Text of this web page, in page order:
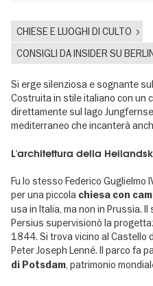
CHIESE E LUOGHI DI CULTO
CONSIGLI DA INSIDER SU
Si erge silenziosa e sognante
Costruita in stile italiano con un
direttamente sul lago
mediterraneo che incanterà
L'architettura della
Fu lo stesso Federico Guglielmo
per una piccola chiesa con
usa in Italia, ma non in Prussia.
Persius supervisionò la
1844. Si trova vicino al Castello
Peter Joseph Lenné. Il parco fa
di Potsdam, patrimonio